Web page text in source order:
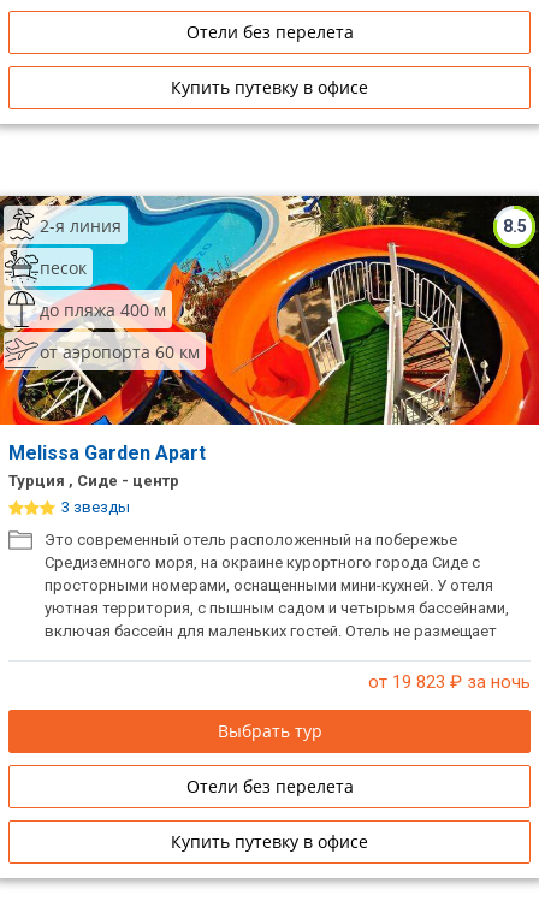
Отели без перелета
Купить путевку в офисе
8.5
2-я линия
песок
до пляжа 400 м
от аэропорта 60 км
Melissa Garden Apart
Турция , Сиде - центр
3 звезды
Это современный отель расположенный на побережье
Средиземного моря, на окраине курортного города Сиде с
просторными номерами, оснащенными мини-кухней. У отеля
уютная территория, с пышным садом и четырьмя бассейнами,
включая бассейн для маленьких гостей. Отель не размещает
от 19 823 ₽ за ночь
Выбрать тур
Отели без перелета
Купить путевку в офисе